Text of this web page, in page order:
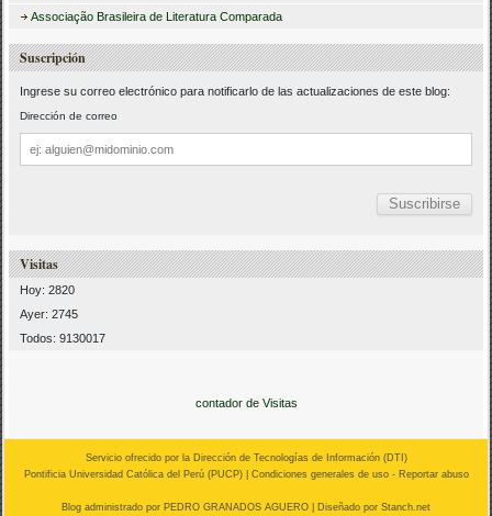
Associação Brasileira de Literatura Comparada
Suscripción
Ingrese su correo electrónico para notificarlo de las actualizaciones de este blog:
Dirección de correo
Dirección
de
correo
Visitas
Hoy: 2820
Ayer: 2745
Todos: 9130017
contador de Visitas
Servicio ofrecido por la Dirección de Tecnologías de Información (DTI )
Pontificia Universidad Católica del Perú (PUCP) | Condiciones generales de uso- Reportar abuso
Blog administrado por PEDRO GRANADOS AGUERO | Diseñado por Stanch.net